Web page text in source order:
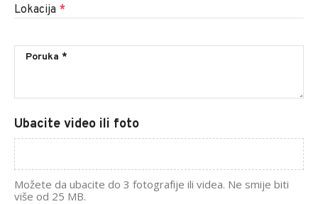
Lokacija *
Ubacite video ili foto
Možete da ubacite do 3 fotografije ili videa. Ne smije biti
više od 25 MB.